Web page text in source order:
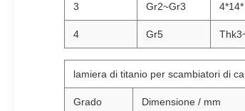
3 Gr2~Gr3
4 Gr5
lamiera di titanio per scambiatori di
Grado Dimensione / mm